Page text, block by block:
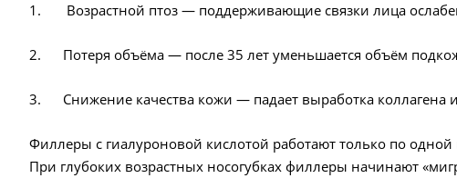
1. Возрастной птоз — поддерживающие связки лица
2. Потеря объёма — после 35 лет уменьшается объём
3. Снижение качества кожи — падает выработка коллагена и
Филлеры с гиалуроновой кислотой работают только по
При глубоких возрастных носогубках филлеры начинают